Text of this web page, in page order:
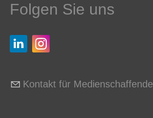
Folgen Sie uns
Kontakt für Medienschaffende